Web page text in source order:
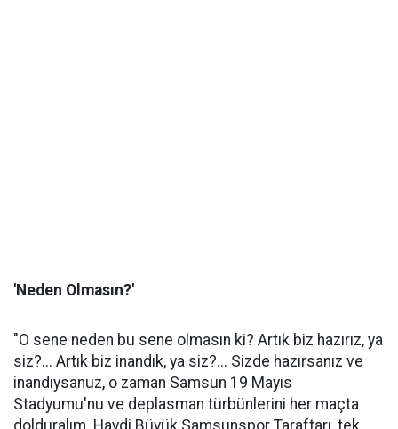
'Neden Olmasın?'
"O sene neden bu sene olmasın ki? Artık biz hazırız, ya
siz?... Artık biz inandık, ya siz?... Sizde hazırsanız ve
inandıysanuz, o zaman Samsun 19 Mayıs
Stadyumu'nu ve deplasman türbünlerini her maçta
dolduralım. Haydi Büyük Samsunspor Taraftarı, tek